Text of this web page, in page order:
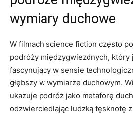
wymiary duchowe
W filmach science fiction często
podróży międzygwiezdnych, który
fascynujący w sensie
głębszy w wymiarze duchowym.
ukazuje podróż jako metaforę
odzwierciedlając ludzką tęsknotę